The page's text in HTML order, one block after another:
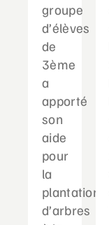
groupe
d’élèves
de
3ème
a
apporté
son
aide
pour
la
plantation
d’arbres